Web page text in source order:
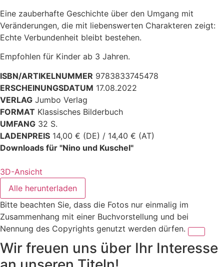
Eine zauberhafte Geschichte über den Umgang mit
Veränderungen, die mit liebenswerten Charakteren zeigt:
Echte Verbundenheit bleibt bestehen.
Empfohlen für Kinder ab 3 Jahren.
ISBN/ARTIKELNUMMER 9783833745478
ERSCHEINUNGSDATUM 17.08.2022
VERLAG Jumbo Verlag
FORMAT Klassisches Bilderbuch
UMFANG 32 S.
LADENPREIS 14,00 € (DE) / 14,40 € (AT)
Downloads für "Nino und Kuschel"
3D-Ansicht
Alle herunterladen
Bitte beachten Sie, dass die Fotos nur einmalig im
Zusammenhang mit einer Buchvorstellung und bei
Nennung des Copyrights genutzt werden dürfen.
Wir freuen uns über Ihr Interesse